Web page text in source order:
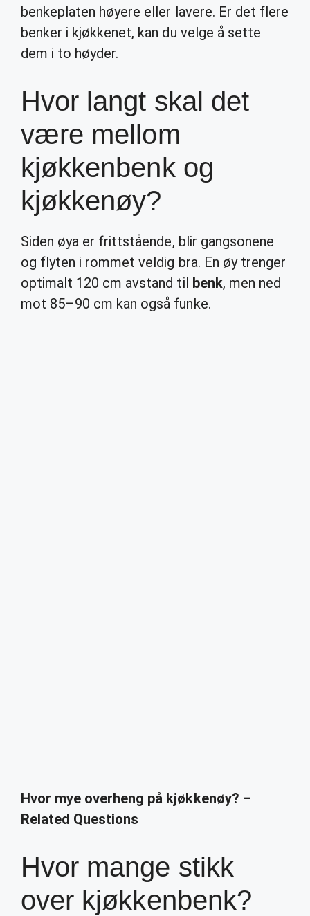
benkeplaten høyere eller lavere. Er det flere
benker i kjøkkenet, kan du velge å sette
dem i to høyder.
Hvor langt skal det
være mellom
kjøkkenbenk og
kjøkkenøy?
Siden øya er frittstående, blir gangsonene
og flyten i rommet veldig bra. En øy trenger
optimalt 120 cm avstand til benk, men ned
mot 85–90 cm kan også funke.
Hvor mye overheng på kjøkkenøy? –
Related Questions
Hvor mange stikk
over kjøkkenbenk?